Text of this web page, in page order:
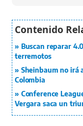
Buscan reparar
terremotos
Sheinbaum no irá
Colombia
Conference
Vergara saca un